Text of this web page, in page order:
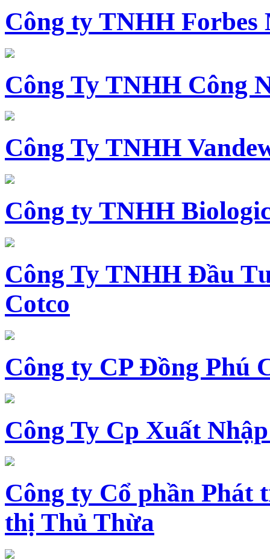
Công ty TNHH
Công Ty TNHH Công
Công Ty TNHH
Công ty TNHH
Công Ty TNHH Đầu
Cotco
Công ty CP Đồng Phú
Công Ty Cp Xuất
Công ty Cổ phần Phát
thị Thủ Thừa